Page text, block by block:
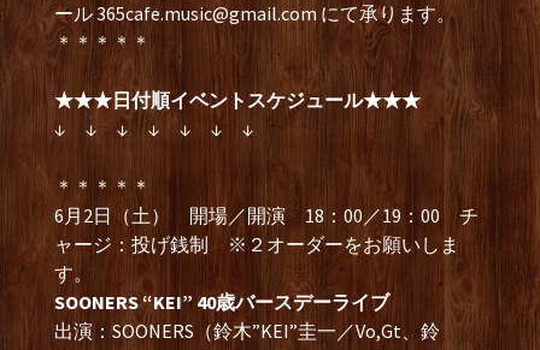
ール365cafe.music@gmail.comにて承ります。
＊＊＊＊＊
★★★日付順イベントスケジュール★★★
↓ ↓ ↓ ↓ ↓ ↓ ↓
＊＊＊＊＊
6月2日（土） 開場／開演 18：00／19：00 チ
ャージ：投げ銭制 ※２オーダーをお願いしま
す。
SOONERS “KEI” 40歳バースデーライブ
出演：SOONERS（鈴木”KEI”圭一／Vo,Gt、鈴